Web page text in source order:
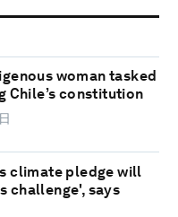
woman tasked
Chile’s constitution
climate pledge will
challenge', says